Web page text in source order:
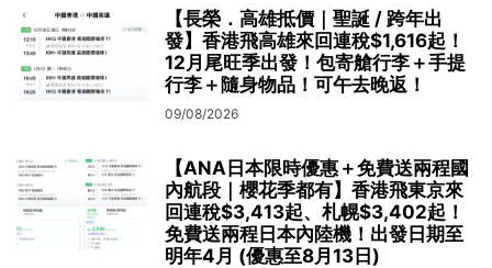
【長榮．高雄抵價｜聖誕 / 跨年出
發】香港飛高雄來回連稅$1,616起！
12月尾旺季出發！包寄艙行李＋手提
行李＋隨身物品！可午去晚返！
09/08/2026
【ANA日本限時優惠＋免費送兩程國
內航段｜櫻花季都有】香港飛東京來
回連稅$3,413起、札幌$3,402起！
免費送兩程日本內陸機！出發日期至
明年4月 (優惠至8月13日)